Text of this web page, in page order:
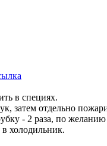
в специях.
затем отдельно
- 2 раза, по
холодильник.